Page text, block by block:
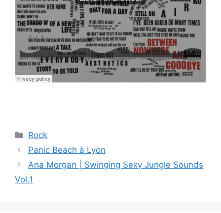
Catégories
Rock
Panic Beach à Lyon
Ana Morgan | Swinging Sexy Jungle Sounds
Vol.1